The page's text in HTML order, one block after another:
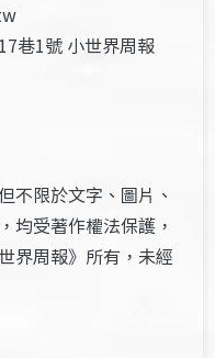
巷1號 小世界周報
不限於文字、圖片、
均受著作權法保護，
界周報》所有，未經